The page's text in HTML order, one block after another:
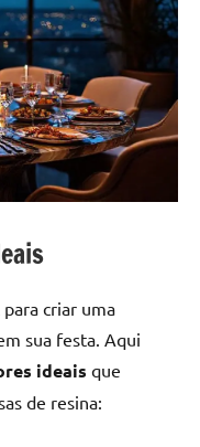
criar uma
sua festa. Aqui
ideais que
de resina: